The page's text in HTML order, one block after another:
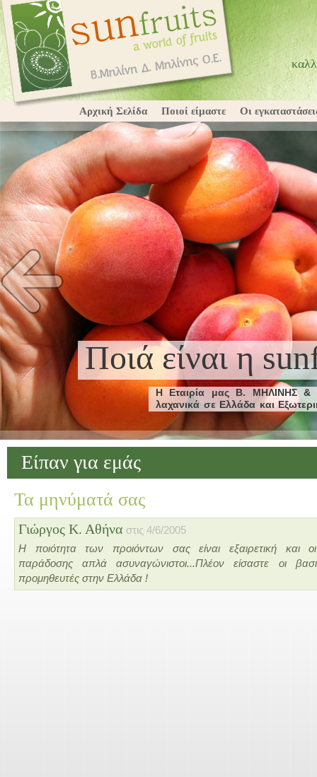
Αρχική Σελίδα Ποιοί είμαστε Οι
Ποιά είναι η
Η Εταιρία μας Β. ΜΗΛΙΝΗΣ &
λαχανικά σε Ελλάδα και
Χαλκιδικής.
Η εταιρεία
παραγωγών.
Η Αξιοπιστία απέναντι στους
Το 2011 ήταν χρονιά σταθμός
ειδικών σύγχρονων ψυκτικών
εξοπλισμού των
συμπεριλήφθηκε και η
Είπαν για εμάς
Τα μηνύματά σας
Γιώργος Κ. Αθήνα στις 4/6/2005
Η ποιότητα των προιόντων σας είναι εξαιρετική και
παράδοσης απλά ασυναγώνιστοι...Πλέον είσαστε οι
προμηθευτές στην Ελλάδα !